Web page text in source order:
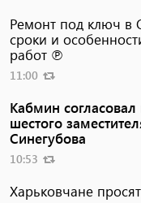
Ремонт под ключ в
сроки и
работ ℗
11:00
Кабмин согласовал
шестого
Синегубова
10:53
Харьковчане